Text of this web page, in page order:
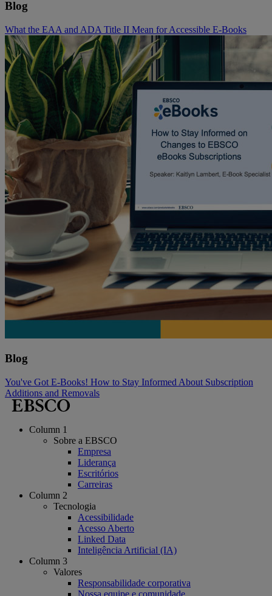
Blog
What the EAA and ADA Title II Mean for Accessible E-Books
Blog
You've Got E-Books! How to Stay Informed About Subscription
Additions and Removals
Column 1
Sobre a EBSCO
Empresa
Liderança
Escritórios
Carreiras
Column 2
Tecnologia
Acessibilidade
Acesso Aberto
Linked Data
Inteligência Artificial (IA)
Column 3
Valores
Responsabilidade corporativa